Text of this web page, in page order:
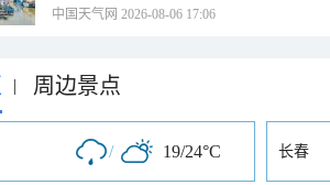
中国天气网 2026-08-06 17:06
| 周边景点
/ 19/24°C 长春